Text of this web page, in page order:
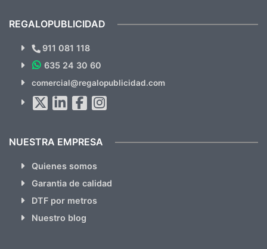
¿Quieres ver nuestras últimas
Novedades y Ofertas?
hacemos Spam)
REGALOPUBLICIDAD
911 081 118
635 24 30 60
comercial@regalopublicidad.com
NUESTRA EMPRESA
Quienes somos
Garantia de calidad
DTF por metros
Nuestro blog